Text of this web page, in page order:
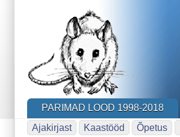
PARIMAD LOOD 1998-2018
Ajakirjast
Kaastööd Õpetus